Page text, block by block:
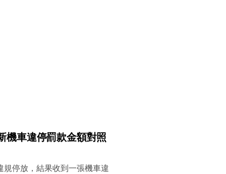
機車違停罰款金額對照
停放，結果收到一張機車違